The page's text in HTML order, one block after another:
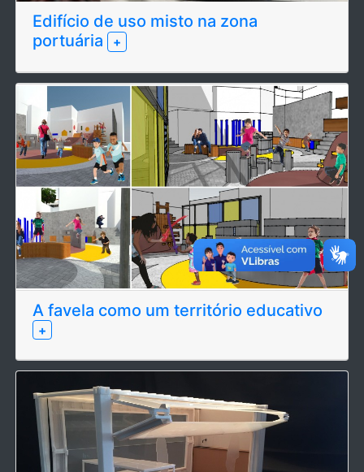
Edifício de uso misto na zona
portuária
+
A favela como um território educativo
+